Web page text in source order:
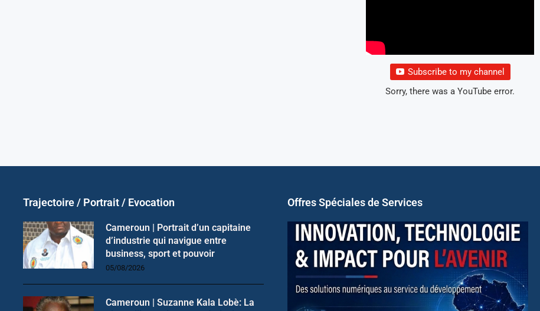
Subscribe to my channel
Sorry, there was a YouTube error.
Trajectoire / Portrait / Evocation
Cameroun | Portrait d’un capitaine
d’industrie qui navigue entre
business, sport et pouvoir
05/08/2026
Cameroun | Suzanne Kala Lobè: La
Offres Spéciales de Services